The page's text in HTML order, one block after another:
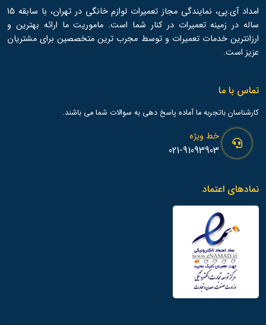
امداد آی.پی، نمایندگی مجاز تعمیرات لوازم خانگی در تهران، با سابقه 15
ساله در زمینه تعمیرات در کنار شما است. ماموریت ما ارائه بهترین و
ارزانترین خدمات تعمیرات و توسط مجرب ترین متخصصین برای مشتریان
عزیز است.
تماس با ما
کارشناسان باتجربه ما آماده پاسخ دهی به سوالات شما می باشند.
خط ویژه
021-91093903
نمادهای اعتماد